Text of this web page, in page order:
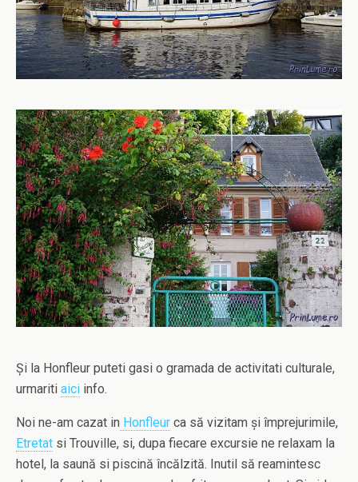
Și la Honfleur puteti gasi o gramada de activitati culturale,
urmariti aici info.
Noi ne-am cazat in Honfleur ca să vizitam și împrejurimile,
Etretat si Trouville, si, dupa fiecare excursie ne relaxam la
hotel, la saună si piscină încălzită. Inutil să reamintesc